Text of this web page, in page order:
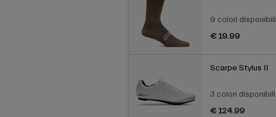
9 colori disponibili
€ 19.99
Scarpe Stylus II
3 colori disponibili
€ 124.99